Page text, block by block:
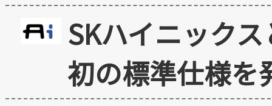
SKハイニック
初の標準仕様を